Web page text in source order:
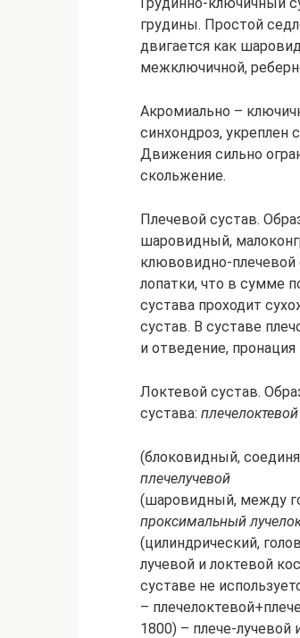
грудины. Простой
двигается как
межключичной,
Акромиально –
синхондроз, укреплен
Движения сильно
скольжение.
Плечевой сустав.
шаровидный,
клювовидно-
лопатки, что в сумме
сустава проходит
сустав. В суставе
и отведение, пронация
Локтевой сустав.
сустава: плечелоктевой
(блоковидный,
плечелучевой
(шаровидный, между
проксимальный
(цилиндрический,
лучевой и локтевой
суставе не
–
1800) – плече-лучевой